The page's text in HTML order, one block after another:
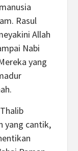
Rasul
Allah
Nabi
yang
yang cantik,